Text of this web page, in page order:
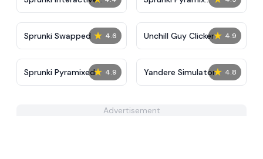
Tunner
Creatophobos
★ 4.6
Sprunki Swapped ★ 4.9
Unchill Guy Clicker
★ 4.9
Sprunki Pyramixed ★ 4.8
Yandere Simulator
Advertisement